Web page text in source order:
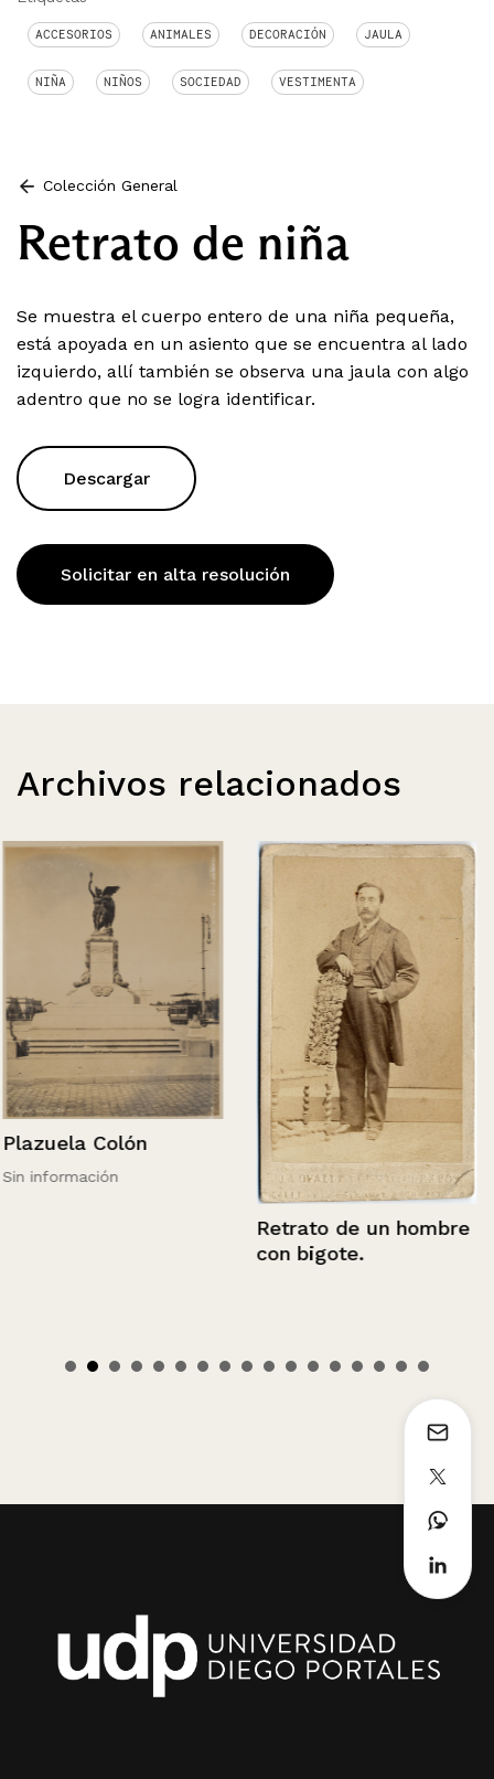
ACCESORIOS ANIMALES DECORACIÓN JAULA
NIÑA NIÑOS SOCIEDAD VESTIMENTA
Colección General
Retrato de niña
Se muestra el cuerpo entero de una niña pequeña,
está apoyada en un asiento que se encuentra al lado
izquierdo, allí también se observa una jaula con algo
adentro que no se logra identificar.
Descargar
Solicitar en alta resolución
Archivos relacionados
Plazuela Colón
Sin información
Retrato de un hombre
con bigote.